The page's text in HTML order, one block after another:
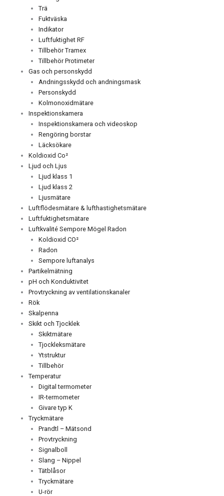
Trä
Fuktväska
Indikator
Luftfuktighet RF
Tillbehör Tramex
Tillbehör Protimeter
Gas och personskydd
Andningsskydd och andningsmask
Personskydd
Kolmonoxidmätare
Inspektionskamera
Inspektionskamera och videoskop
Rengöring borstar
Läcksökare
Koldioxid Co²
Ljud och Ljus
Ljud klass 1
Ljud klass 2
Ljusmätare
Luftflödesmätare & lufthastighetsmätare
Luftfuktighetsmätare
Luftkvalité Sempore Mögel Radon
Koldioxid CO²
Radon
Sempore luftanalys
Partikelmätning
pH och Konduktivitet
Provtryckning av ventilationskanaler
Rök
Skalpenna
Skikt och Tjocklek
Skiktmätare
Tjockleksmätare
Ytstruktur
Tillbehör
Temperatur
Digital termometer
IR-termometer
Givare typ K
Tryckmätare
Prandtl – Mätsond
Provtryckning
Signalboll
Slang – Nippel
Tätblåsor
Tryckmätare
U-rör